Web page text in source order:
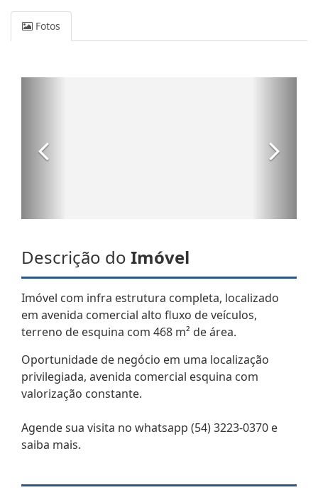
Fotos
Descrição do Imóvel
Imóvel com infra estrutura completa, localizado
em avenida comercial alto fluxo de veículos,
terreno de esquina com 468 m² de área.
Oportunidade de negócio em uma localização
privilegiada, avenida comercial esquina com
valorização constante.
Agende sua visita no whatsapp (54) 3223-0370 e
saiba mais.